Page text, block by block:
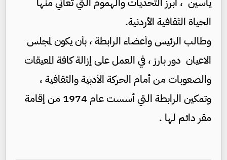
الحياة الثقافية الأردنية.
وطالب الرئيس وأعضاء الرابطة ، بأن يكون لمجلس
الاعيان دور بارز ، في العمل على إزالة كافة المعيقات
والصعوبات من أمام الحركة الأدبية والثقافية ،
وتمكين الرابطة التي أسست عام 1974 من إقامة
مقر دائم لها .